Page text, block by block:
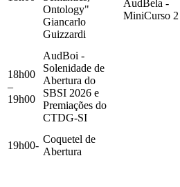
Ontology"
Giancarlo
Guizzardi
AudBela -
MiniCurso 2
18h00
–
19h00
AudBoi -
Solenidade de
Abertura do
SBSI 2026 e
Premiações do
CTDG-SI
19h00-
Coquetel de
Abertura